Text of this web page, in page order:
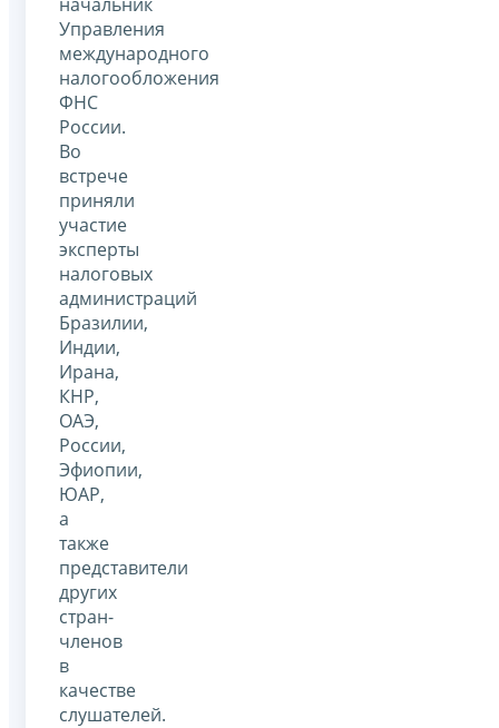
Управления
международного
налогообложения
ФНС
России.
Во
встрече
приняли
участие
эксперты
налоговых
администраций
Бразилии,
Индии,
Ирана,
КНР,
ОАЭ,
России,
Эфиопии,
ЮАР,
а
также
представители
других
стран-
членов
в
качестве
слушателей.